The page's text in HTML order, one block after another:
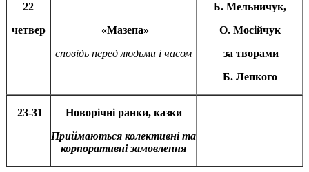
22
четвер
«Мазепа»
сповідь перед людьми і часом
Б. Мельничук,
О. Мосійчук
за творами
Б. Лепкого
23-31
Новорічні ранки, казки
Приймаються колективні та
корпоративні замовлення